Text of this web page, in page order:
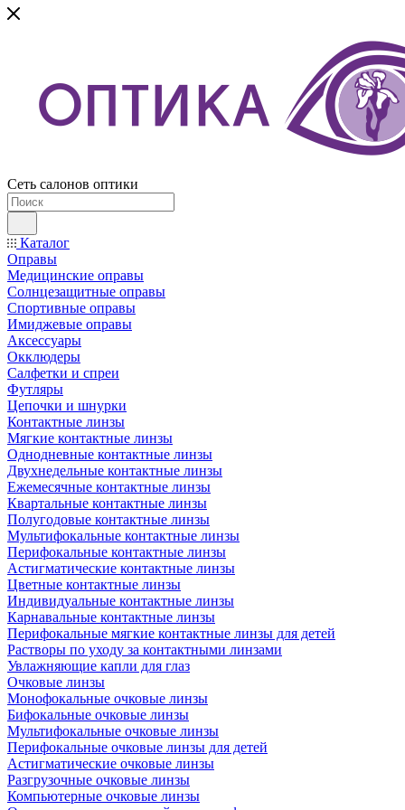
Сеть салонов оптики
Каталог
Оправы
Медицинские оправы
Солнцезащитные оправы
Спортивные оправы
Имиджевые оправы
Аксессуары
Окклюдеры
Салфетки и спреи
Футляры
Цепочки и шнурки
Контактные линзы
Мягкие контактные линзы
Однодневные контактные линзы
Двухнедельные контактные линзы
Ежемесячные контактные линзы
Квартальные контактные линзы
Полугодовые контактные линзы
Мультифокальные контактные линзы
Перифокальные контактные линзы
Астигматические контактные линзы
Цветные контактные линзы
Индивидуальные контактные линзы
Карнавальные контактные линзы
Перифокальные мягкие контактные линзы для детей
Растворы по уходу за контактными линзами
Увлажняющие капли для глаз
Очковые линзы
Монофокальные очковые линзы
Бифокальные очковые линзы
Мультифокальные очковые линзы
Перифокальные очковые линзы для детей
Астигматические очковые линзы
Разгрузочные очковые линзы
Компьютерные очковые линзы